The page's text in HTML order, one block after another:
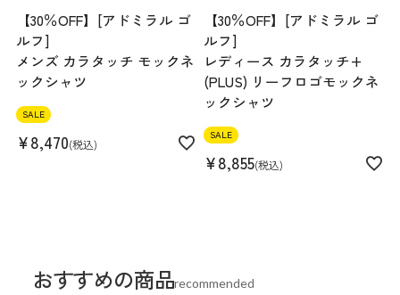
【30％OFF】[アドミラル ゴ
ルフ]
メンズ カラタッチ モックネ
ックシャツ
SALE
¥8,470 税込
【30％OFF】[アドミラル ゴ
ルフ]
レディース カラタッチ+
(PLUS) リーフロゴモックネ
ックシャツ
SALE
¥8,855 税込
おすすめの商品recommended